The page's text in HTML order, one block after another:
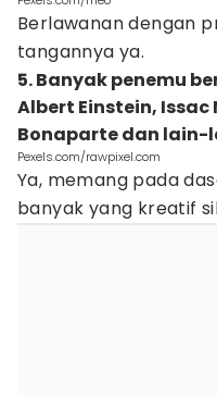
Berlawanan dengan
tangannya ya.
5. Banyak penemu
Albert Einstein, Issac
Bonaparte dan lain-
Pexels.com/rawpixel.com
Ya, memang pada
banyak yang kreatif